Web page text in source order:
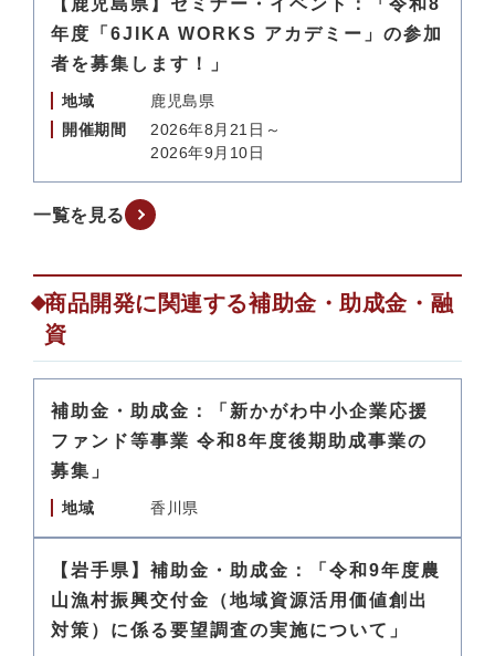
【鹿児島県】セミナー・イベント：「令和8
年度「6JIKA WORKS アカデミー」の参加
者を募集します！」
地域
鹿児島県
開催期間
2026年8月21日～
2026年9月10日
一覧を見る
商品開発に関連する補助金・助成金・融
資
補助金・助成金：「新かがわ中小企業応援
ファンド等事業 令和8年度後期助成事業の
募集」
地域 香川県
【岩手県】補助金・助成金：「令和9年度農
山漁村振興交付金（地域資源活用価値創出
対策）に係る要望調査の実施について」